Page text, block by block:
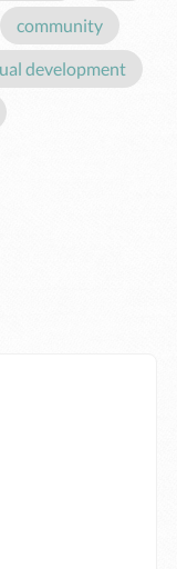
community
development